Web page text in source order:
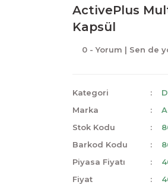
ActivePlus
Kapsül
0 - Yorum | Sen de
Kategori
Marka
Stok Kodu
Barkod Kodu
Piyasa Fiyatı
Fiyat